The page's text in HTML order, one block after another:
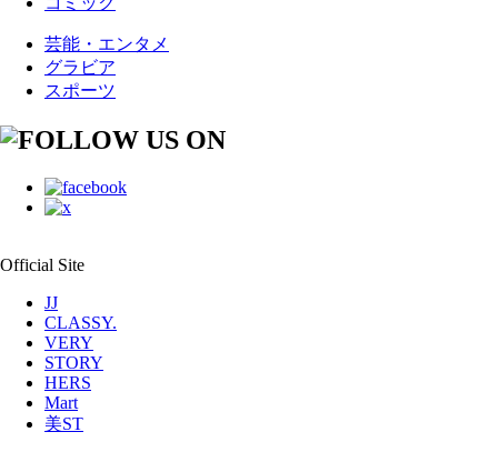
芸能・エンタメ
グラビア
スポーツ
Official Site
JJ
CLASSY.
VERY
STORY
HERS
Mart
美ST